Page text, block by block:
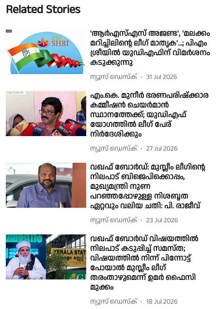
Related Stories
'ആര്‍എസ്എസ് അജണ്ട', 'മലക്കം
മറിച്ചിലിന്റെ ലീഗ് മാതൃക'...; പിഎം
ശ്രീയില്‍ യുഡിഎഫിന് വിമര്‍ശനം
കടുക്കുന്നു
ന്യൂസ് ഡെസ്ക് 31 Jul 2026
എം.കെ. മുനീർ ഭരണപരിഷ്ക്കാര
കമ്മീഷൻ ചെയർമാൻ
സ്ഥാനത്തേക്ക്; യുഡിഎഫ്
യോഗത്തിൽ ലീഗ് പേര്
നിർദേശിക്കും
ന്യൂസ് ഡെസ്ക് 27 Jul 2026
വഖഫ് ബോര്‍ഡ്: മുസ്ലീം ലീഗിന്റെ
നിലപാട് ബിജെപിക്കൊപ്പം,
മുഖ്യമന്ത്രി നുണ
പറഞ്ഞപ്പോഴുള്ള നിശബ്ദത
ഏറ്റവും വലിയ ചതി: പി. രാജീവ്
ന്യൂസ് ഡെസ്ക് 23 Jul 2026
വഖഫ് ബോർഡ് വിഷയത്തിൽ
നിലപാട് കടുപ്പിച്ച് സമസ്ത;
വിഷയത്തിൽ നിന്ന് പിന്നോട്ട്
പോയാൽ മുസ്ലീം ലീഗ്
തരംതാഴുമെന്ന് ഉമര്‍ ഫൈസി
മുക്കം
ന്യൂസ് ഡെസ്ക് 18 Jul 2026